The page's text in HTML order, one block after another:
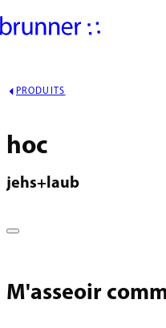
PRODUITS
hoc
jehs+laub
M'asseoir